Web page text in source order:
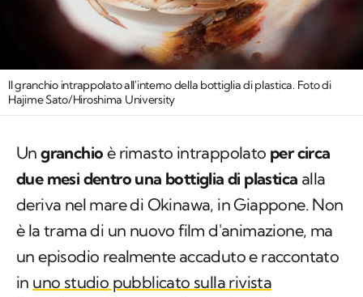
Il granchio intrappolato all'interno della bottiglia di plastica. Foto di
Hajime Sato/Hiroshima University
Ungranchio è rimasto intrappolato per circa
due mesi dentro una bottiglia di plastica alla
deriva nel mare di Okinawa, in Giappone. Non
è la trama di un nuovo film d'animazione, ma
un episodio realmente accaduto e raccontato
in uno studio pubblicato sulla rivista